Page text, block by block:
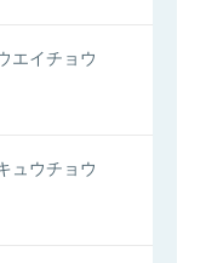
エイチョウ
ュウチョウ